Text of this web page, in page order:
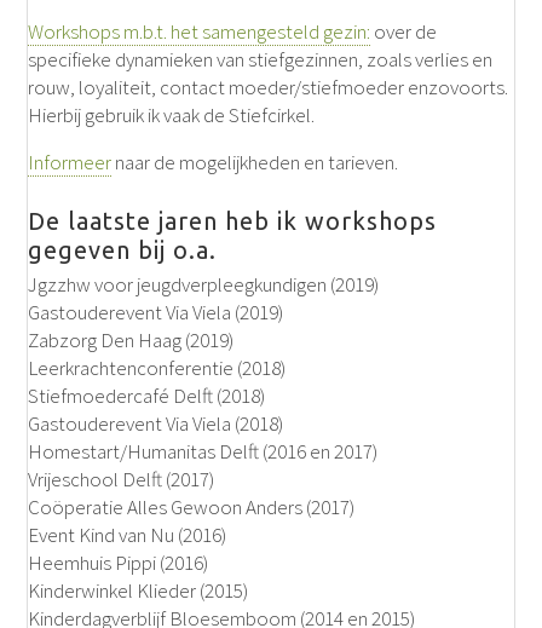
Workshops m.b.t. het samengesteld gezin: over de
specifieke dynamieken van stiefgezinnen, zoals verlies en
rouw, loyaliteit, contact moeder/stiefmoeder enzovoorts.
Hierbij gebruik ik vaak de Stiefcirkel.
Informeernaar de mogelijkheden en tarieven.
De laatste jaren heb ik workshops
gegeven bij o.a.
Jgzzhw voor jeugdverpleegkundigen (2019)
Gastouderevent Via Viela (2019)
Zabzorg Den Haag (2019)
Leerkrachtenconferentie (2018)
Stiefmoedercafé Delft (2018)
Gastouderevent Via Viela (2018)
Homestart/Humanitas Delft (2016 en 2017)
Vrijeschool Delft (2017)
Coöperatie Alles Gewoon Anders (2017)
Event Kind van Nu (2016)
Heemhuis Pippi (2016)
Kinderwinkel Klieder (2015)
Kinderdagverblijf Bloesemboom (2014 en 2015)